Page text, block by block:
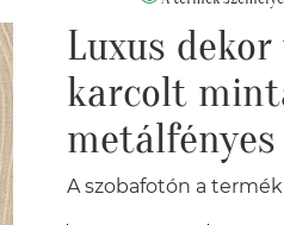
Luxus
karcolt
A szobafotón a